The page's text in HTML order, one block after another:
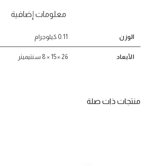
معلومات إضافية
الوزن 0.11 كيلوجرام
الأبعاد 26 × 15 × 8 سنتيميتر
منتجات ذات صلة